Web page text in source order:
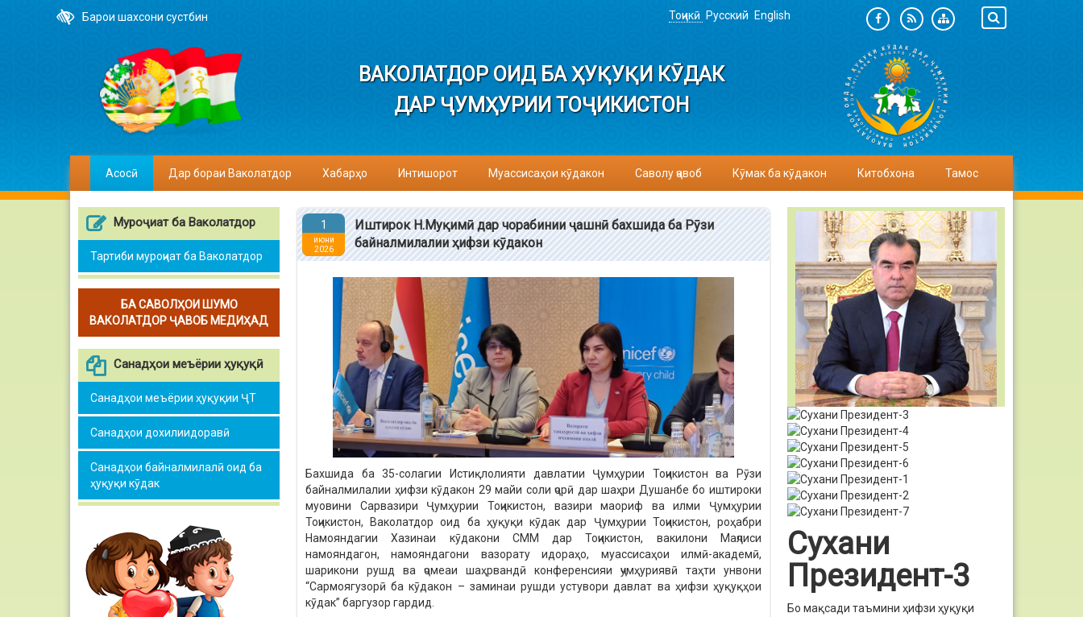
Барои шахсони сустбин Тоҷикӣ Русский English
ВАКОЛАТДОР ОИД БА ҲУҚУҚИ КӮДАК
ДАР ҶУМҲУРИИ ТОҶИКИСТОН
Асосӣ Дар бораи Ваколатдор Хабарҳо Интишорот Муассисаҳои кӯдакон Саволу ҷавоб Кӯмак ба кӯдакон Китобхона Тамос
Муроҷиат ба Ваколатдор
Тартиби муроҷиат ба Ваколатдор
БА САВОЛҲОИ ШУМО
ВАКОЛАТДОР ҶАВОБ МЕДИҲАД
Санадҳои меъёрии ҳуқуқӣ
Санадҳои меъёрии ҳуқуқии ҶТ
Санадҳои дохилиидоравӣ
Санадҳои байналмилалӣ оид ба
ҳуқуқи кӯдак
1
июни
2026
Иштирок Н.Муқимӣ дар чорабинии ҷашнӣ бахшида ба Рӯзи
байналмилалии ҳифзи кӯдакон
Бахшида ба 35-солагии Истиқлолияти давлатии Ҷумҳурии Тоҷикистон ва Рӯзи
байналмилалии ҳифзи кӯдакон 29 майи соли ҷорӣ дар шаҳри Душанбе бо иштироки
муовини Сарвазири Ҷумҳурии Тоҷикистон, вазири маориф ва илми Ҷумҳурии
Тоҷикистон, Ваколатдор оид ба ҳуқуқи кӯдак дар Ҷумҳурии Тоҷикистон, роҳабри
Намояндагии Хазинаи кӯдакони СММ дар Тоҷикистон, вакилони Маҷлиси
намояндагон, намояндагони вазорату идораҳо, муассисаҳои илмӣ-академӣ,
шарикони рушд ва ҷомеаи шаҳрвандӣ конференсияи ҷумҳуриявӣ таҳти унвони
“Сармоягузорӣ ба кӯдакон – заминаи рушди устувори давлат ва ҳифзи ҳуқуқҳои
кӯдак” баргузор гардид.
Сухани
Президент-3
Бо мақсади таъмини ҳифзи ҳуқуқи